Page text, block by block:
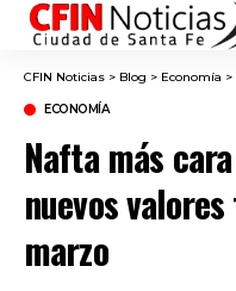
CFIN Noticias > Blog > Economía >
ECONOMÍA
Nafta más
nuevos
marzo